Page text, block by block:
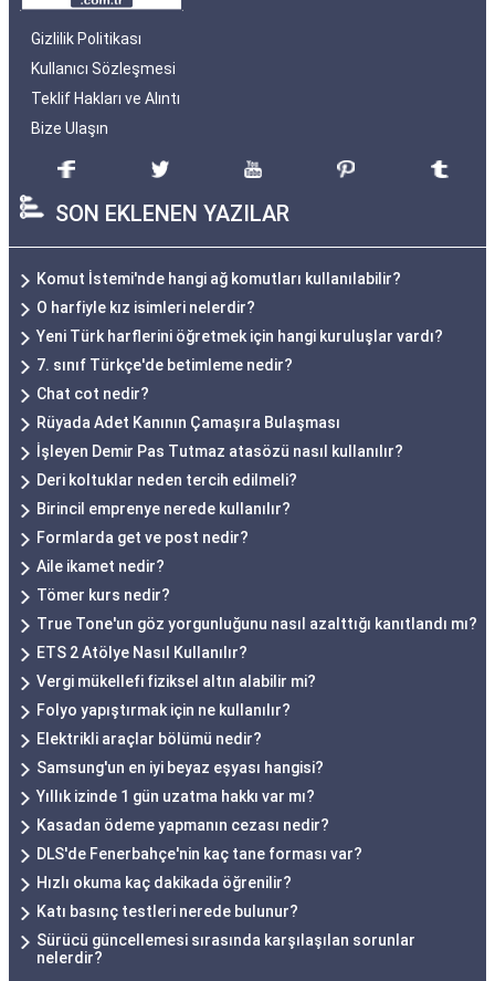
Gizlilik Politikası
Kullanıcı Sözleşmesi
Teklif Hakları ve Alıntı
Bize Ulaşın
SON EKLENEN YAZILAR
Komut İstemi'nde hangi ağ komutları kullanılabilir?
O harfiyle kız isimleri nelerdir?
Yeni Türk harflerini öğretmek için hangi kuruluşlar vardı?
7. sınıf Türkçe'de betimleme nedir?
Chat cot nedir?
Rüyada Adet Kanının Çamaşıra Bulaşması
İşleyen Demir Pas Tutmaz atasözü nasıl kullanılır?
Deri koltuklar neden tercih edilmeli?
Birincil emprenye nerede kullanılır?
Formlarda get ve post nedir?
Aile ikamet nedir?
Tömer kurs nedir?
True Tone'un göz yorgunluğunu nasıl azalttığı kanıtlandı mı?
ETS 2 Atölye Nasıl Kullanılır?
Vergi mükellefi fiziksel altın alabilir mi?
Folyo yapıştırmak için ne kullanılır?
Elektrikli araçlar bölümü nedir?
Samsung'un en iyi beyaz eşyası hangisi?
Yıllık izinde 1 gün uzatma hakkı var mı?
Kasadan ödeme yapmanın cezası nedir?
DLS'de Fenerbahçe'nin kaç tane forması var?
Hızlı okuma kaç dakikada öğrenilir?
Katı basınç testleri nerede bulunur?
Sürücü güncellemesi sırasında karşılaşılan sorunlar
nelerdir?